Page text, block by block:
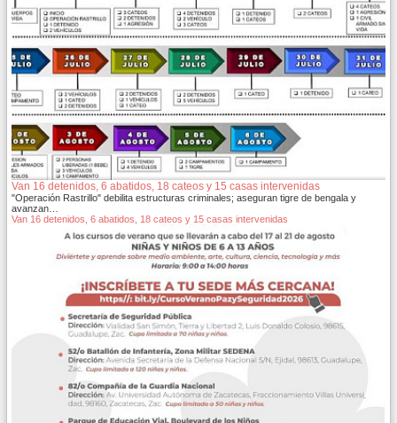
Van 16 detenidos, 6 abatidos, 18 cateos y 15 casas intervenidas
"Operación Rastrillo" debilita estructuras criminales; aseguran tigre de bengala y
avanzan…
Van 16 detenidos, 6 abatidos, 18 cateos y 15 casas intervenidas